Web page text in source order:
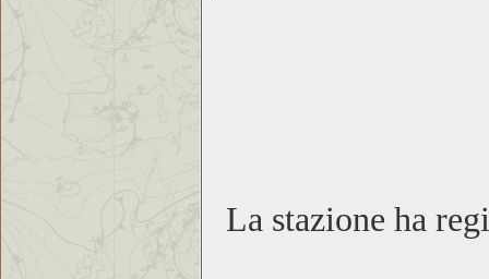
La stazione ha